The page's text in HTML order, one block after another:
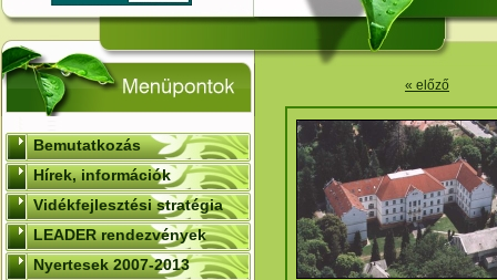
Bemutatkozás
Hírek, információk
Vidékfejlesztési stratégia
LEADER rendezvények
Nyertesek 2007-2013
« előző